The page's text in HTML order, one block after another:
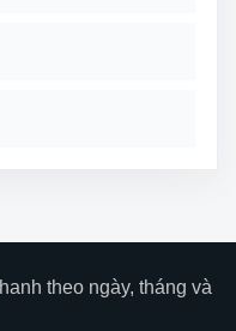
theo ngày, tháng và